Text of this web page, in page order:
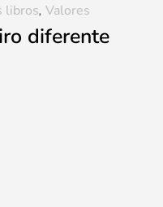
diferente
libros, Valores